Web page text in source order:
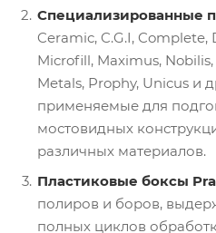
Специализированные
Ceramic, C.G.I,
Microfill, Maximus,
Metals, Prophy, Unicus и
применяемые для
мостовидных
различных материалов.
Пластиковые боксы
полиров и боров,
полных циклов